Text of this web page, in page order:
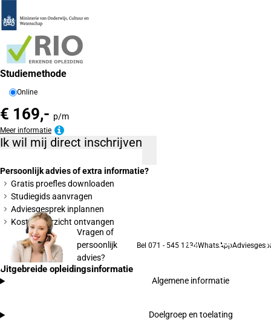
Studiemethode
Online
€ 169,- p/m
Meer informatie
Ik wil mij direct inschrijven
Persoonlijk advies of extra informatie?
Gratis proefles downloaden
Studiegids aanvragen
Adviesgesprek inplannen
Kostenoverzicht ontvangen
Vragen of
persoonlijk
advies?
Bel 071 - 545 1234WhatsApp
Uitgebreide opleidingsinformatie
Algemene informatie
Doelgroep en toelating